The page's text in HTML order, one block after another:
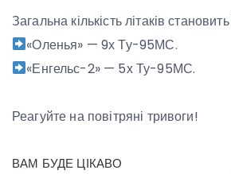
Загальна кількість літаків
«Оленья» — 9х Ту-95МС.
«Енгельс-2» — 5х Ту-95МС.
Реагуйте на повітряні тривоги!